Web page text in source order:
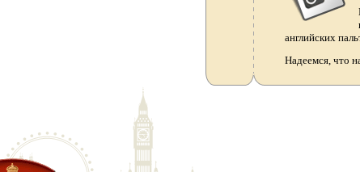
английских
Надеемся, что